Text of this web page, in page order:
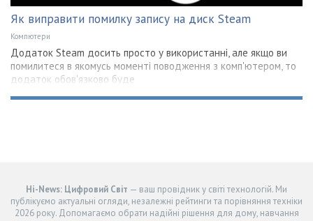
Як виправити помилку запису на диск Steam
Компютери
Додаток Steam досить просто у використанні, але якщо ви
помилитеся в якомусь моменті поводження з комп'ютером, то
додаток обов'язково буде
Hi-News: Цифровий Світ — ваш провідник у світі технологій. Ми
публікуємо актуальні огляди, незалежні рейтинги та порівняння техніки
2026 року. Допомагаємо обрати надійні рішення для дому, навчання